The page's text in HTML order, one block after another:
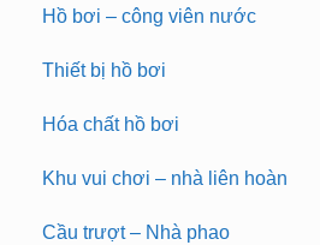
Hồ bơi – công viên nước
Thiết bị hồ bơi
Hóa chất hồ bơi
Khu vui chơi – nhà liên hoàn
Cầu trượt – Nhà phao